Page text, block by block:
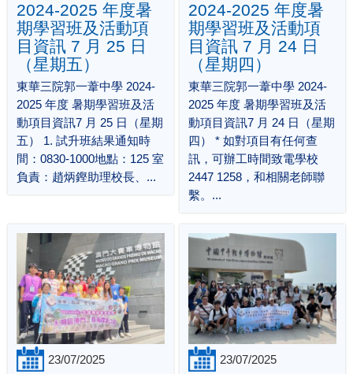
2024-2025 年度暑
期學習班及活動項
目資訊 7 月 25 日
（星期五）
東華三院郭一葦中學 2024-
2025 年度 暑期學習班及活
動項目資訊7 月 25 日（星期
五） 1. 試升班結果通知時
間：0830-1000地點：125 室
負責：趙炳鏗助理校長、...
2024-2025 年度暑
期學習班及活動項
目資訊 7 月 24 日
（星期四）
東華三院郭一葦中學 2024-
2025 年度 暑期學習班及活
動項目資訊7 月 24 日（星期
四） * 如對項目有任何查
訊，可辦工時間致電學校
2447 1258，和相關老師聯
繫。...
23/07/2025 23/07/2025